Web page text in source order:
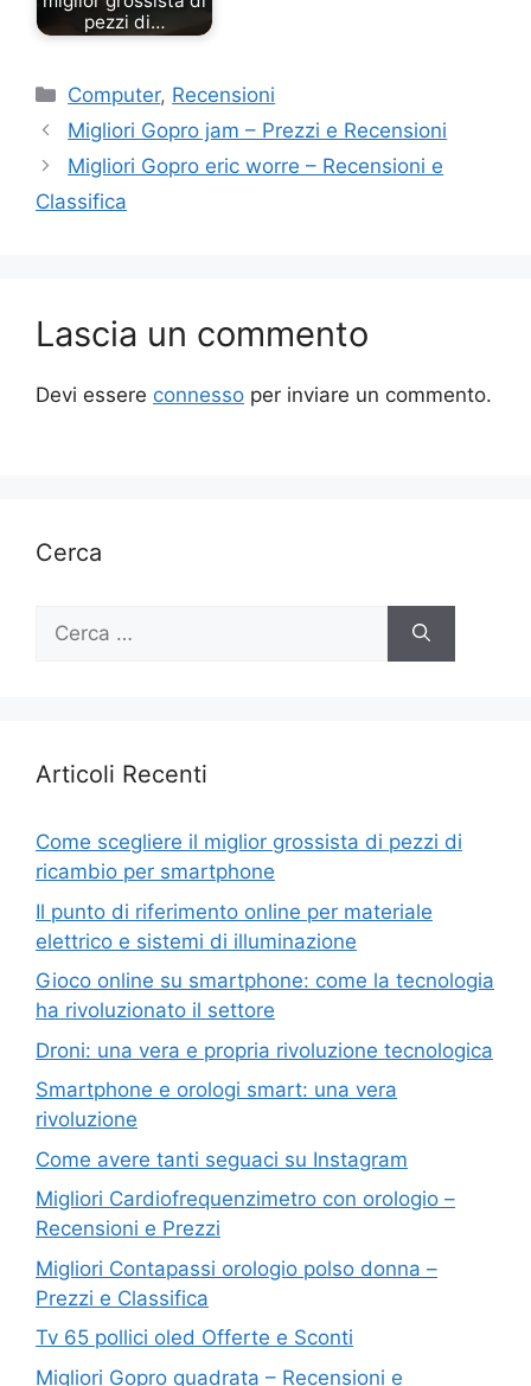
pezzi di…
Categorie
Computer, Recensioni
Migliori Gopro jam – Prezzi e Recensioni
Migliori Gopro eric worre – Recensioni e
Classifica
Lascia un commento
Devi essere connesso per inviare un commento.
Cerca
Ricerca
Articoli Recenti
Come scegliere il miglior grossista di pezzi di
ricambio per smartphone
Il punto di riferimento online per materiale
elettrico e sistemi di illuminazione
Gioco online su smartphone: come la tecnologia
ha rivoluzionato il settore
Droni: una vera e propria rivoluzione tecnologica
Smartphone e orologi smart: una vera
rivoluzione
Come avere tanti seguaci su Instagram
Migliori Cardiofrequenzimetro con orologio –
Recensioni e Prezzi
Migliori Contapassi orologio polso donna –
Prezzi e Classifica
Tv 65 pollici oled Offerte e Sconti
Migliori Gopro quadrata – Recensioni e